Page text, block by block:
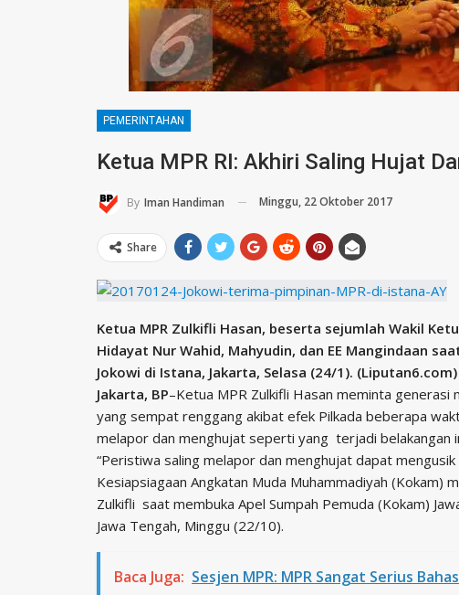
PEMERINTAHAN
Ketua MPR RI: Akhiri Saling Hujat
By Iman Handiman Minggu, 22 Oktober 2017
Share
Ketua MPR Zulkifli Hasan, beserta sejumlah Wakil
Hidayat Nur Wahid, Mahyudin, dan EE Mangindaan‎
Jokowi di Istana, Jakarta, Selasa (24/1). (Liputan6.com)
Jakarta, BP–Ketua MPR Zulkifli Hasan meminta
yang sempat renggang akibat efek Pilkada beberapa
melapor dan menghujat seperti yang terjadi belakangan
“Peristiwa saling melapor dan menghujat dapat
Kesiapsiagaan Angkatan Muda Muhammadiyah (Kokam)
Zulkifli saat membuka Apel Sumpah Pemuda (Kokam)
Jawa Tengah, Minggu (22/10).
Baca Juga: Sesjen MPR: MPR Sangat Serius